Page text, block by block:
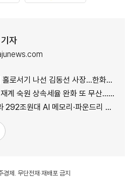
자
나선 김동선 사장...한화M&S 향후 과제는?
율 완화 또 무산...국내생산·석화 세제지원 실효성 의문
메모리·파운드리 협력...차세대 HBM 경쟁력 입증
제. 무단전재·재배포 금지